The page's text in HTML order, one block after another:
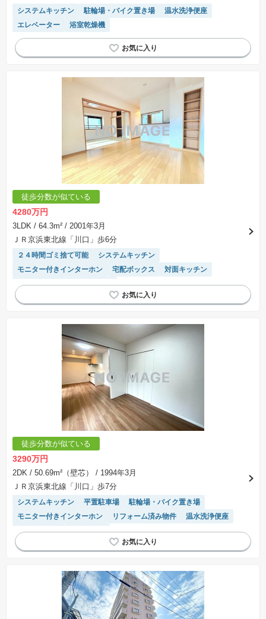
システムキッチン 駐輪場・バイク置き場
温水洗浄便座
エレベーター
浴室乾燥機
徒歩分数が似ている
4280万円
3LDK / 64.3m² / 2001年3月
ＪＲ京浜東北線「川口」歩6分
２４時間ゴミ捨て可能
システムキッチン
モニター付きインターホン
宅配ボックス
対面キッチン
温水洗浄便座
エレベーター
徒歩分数が似ている
3290万円
2DK / 50.69m²（壁芯）
/ 1994年3月
ＪＲ京浜東北線「川口」歩7分
システムキッチン 平置駐車場
駐輪場・バイク置き場
モニター付きインターホン
リフォーム済み物件
温水洗浄便座
エレベーター
浴室乾燥機